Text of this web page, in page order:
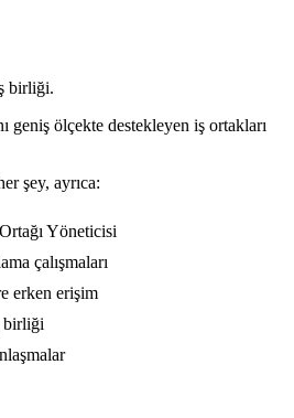
birliği.
geniş ölçekte destekleyen iş ortakları
şey, ayrıca:
Yöneticisi
çalışmaları
erken erişim
birliği